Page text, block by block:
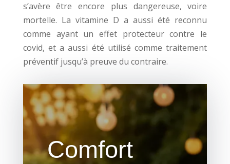
s’avère être encore plus dangereuse, voire
mortelle. La vitamine D a aussi été reconnu
comme ayant un effet protecteur contre le
covid, et a aussi été utilisé comme traitement
préventif jusqu’à preuve du contraire.
Comfort